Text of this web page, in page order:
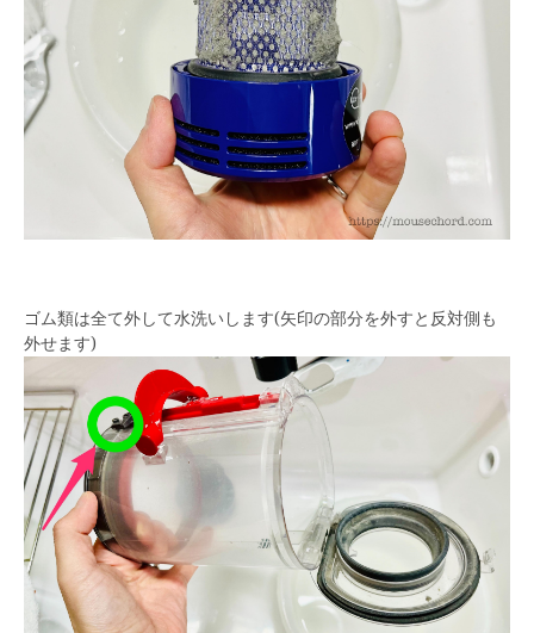
ゴム類は全て外して水洗いします(矢印の部分を外すと反対側も
外せます)